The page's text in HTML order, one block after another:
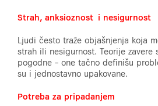
Strah, anksioznost i nesigurnost
Ljudi često traže objašnjenja koja
strah ili nesigurnost. Teorije zavere
pogodne – one tačno definišu
su i jednostavno upakovane.
Potreba za pripadanjem